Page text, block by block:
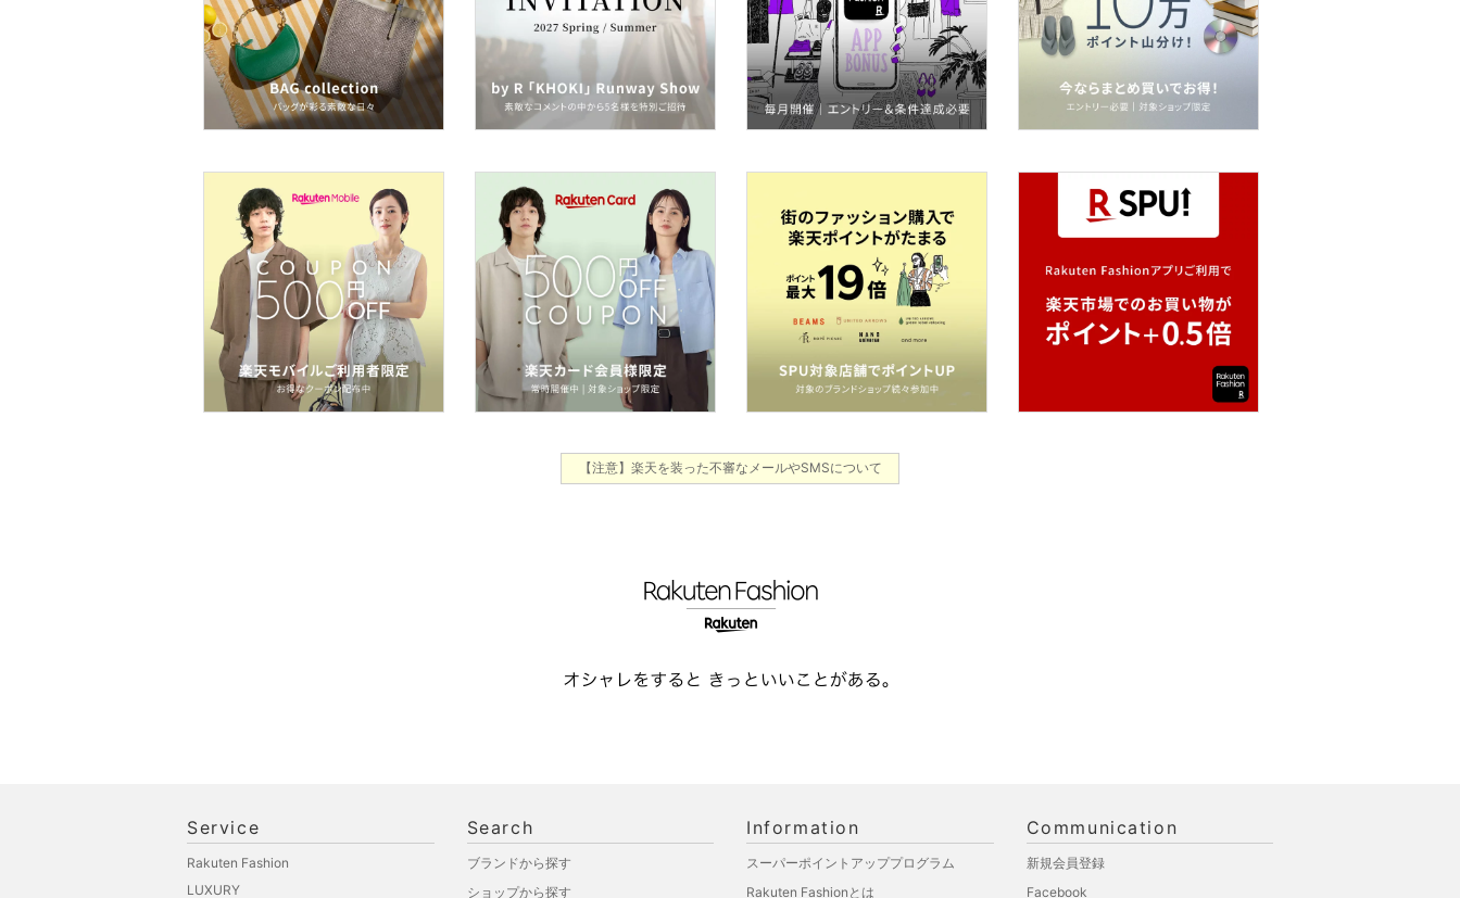
インテリア・生活雑貨
スマホグッズ・オーディ
オ機器
文房具
福袋・ギフト・その他
【注意】楽天を装った不審なメールやSMSについて
Service
Rakuten Fashion
LUXURY
Search
ブランドから探す
ショップから探す
Information
スーパーポイントアッププログラム
Rakuten Fashionとは
Communication
新規会員登録
Facebook